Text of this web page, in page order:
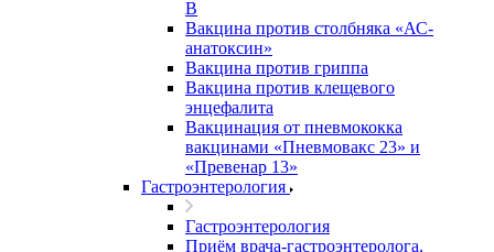
В
Вакцина против столбняка «АС-
анатоксин»
Вакцина против гриппа
Вакцина против клещевого
энцефалита
Вакцинация от пневмококка
вакцинами «Пневмовакс 23» и
«Превенар 13»
Гастроэнтерология
Гастроэнтерология
Приём врача-гастроэнтеролога,